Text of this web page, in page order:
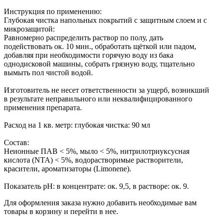
Инструкция по применению:
Глубокая чистка напольных покрытий с защитным слоем и с
микрозащитой:
Равномерно распределить раствор по полу, дать
подействовать ок. 10 мин., обработать щёткой или падом,
добавляя при необходимости горячую воду из бака
однодисковой машины, собрать грязную воду, тщательно
вымыть пол чистой водой.
Изготовитель не несет ответственности за ущерб, возникший
в результате неправильного или неквалифицированного
применения препарата.
Расход на 1 кв. метр: глубокая чистка: 90 мл
Состав:
Неионные ПАВ < 5%, мыло < 5%, нитрилотриуксусная
кислота (NTA) < 5%, водорастворимыe растворители,
красители, ароматизаторы (Limonene).
Показатель pH: в концентрате: ок. 9,5, в растворе: ок. 9.
Для оформления заказа нужно добавить необходимые вам
товары в корзину и перейти в нее.